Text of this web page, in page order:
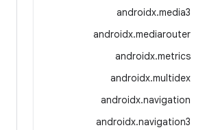
androidx.media3
androidx.mediarouter
androidx.metrics
androidx.multidex
androidx.navigation
androidx.navigation3